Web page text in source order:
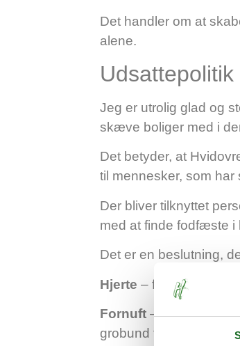
Det handler om at
alene.
Jeg er utrolig glad og
skæve boliger med i
Det betyder, at
til mennesker, som
Der bliver tilknyttet
med at finde fodfæste
Det er en beslutning,
Hjerte – fordi vi tager
Fornuft – fordi
grobund for udvikling